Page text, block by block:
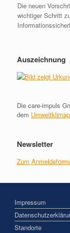
Die neuen
wichtiger Schritt
Auszeichnung
Die care-impuls
dem
Newsletter
Zum
Impressum
Standorte